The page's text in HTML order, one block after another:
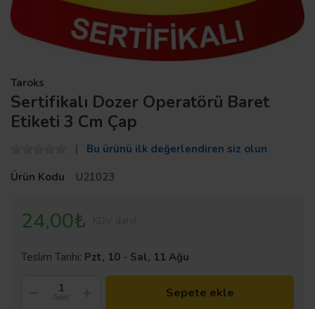
Taroks
Sertifikalı Dozer Operatörü Baret
Etiketi 3 Cm Çap
Bu ürünü ilk değerlendiren siz olun
Ürün Kodu
U21023
24,00₺
Teslim Tarihi: Pzt, 10 - Sal, 11 Ağu
Adet Sepete ekle